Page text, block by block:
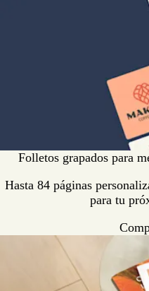
Folletos grapados para
Hasta 84 páginas
para tu